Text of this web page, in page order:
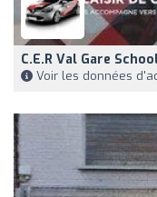
C.e.r Val Gare
Voir les données